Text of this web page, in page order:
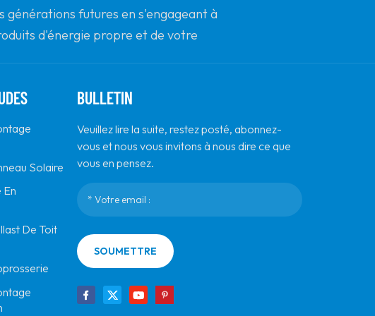
temps et les coûts d'installation.
futures en s'engageant à
d'énergie propre et de votre
Solaire
De Toit
BULLETIN
Veuillez lire la suite, restez posté, abonnez-
vous et nous vous invitons à nous dire ce que
vous en pensez.
SOUMETTRE